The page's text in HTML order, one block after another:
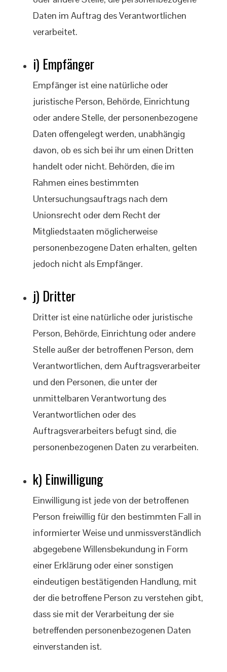
Daten im Auftrag des Verantwortlichen
verarbeitet.
i) Empfänger
Empfänger ist eine natürliche oder
juristische Person, Behörde, Einrichtung
oder andere Stelle, der personenbezogene
Daten offengelegt werden, unabhängig
davon, ob es sich bei ihr um einen Dritten
handelt oder nicht. Behörden, die im
Rahmen eines bestimmten
Untersuchungsauftrags nach dem
Unionsrecht oder dem Recht der
Mitgliedstaaten möglicherweise
personenbezogene Daten erhalten, gelten
jedoch nicht als Empfänger.
j) Dritter
Dritter ist eine natürliche oder juristische
Person, Behörde, Einrichtung oder andere
Stelle außer der betroffenen Person, dem
Verantwortlichen, dem Auftragsverarbeiter
und den Personen, die unter der
unmittelbaren Verantwortung des
Verantwortlichen oder des
Auftragsverarbeiters befugt sind, die
personenbezogenen Daten zu verarbeiten.
k) Einwilligung
Einwilligung ist jede von der betroffenen
Person freiwillig für den bestimmten Fall in
informierter Weise und unmissverständlich
abgegebene Willensbekundung in Form
einer Erklärung oder einer sonstigen
eindeutigen bestätigenden Handlung, mit
der die betroffene Person zu verstehen gibt,
dass sie mit der Verarbeitung der sie
betreffenden personenbezogenen Daten
einverstanden ist.